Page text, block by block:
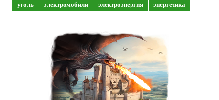
уголь
электромобили электроэнергия энергетика